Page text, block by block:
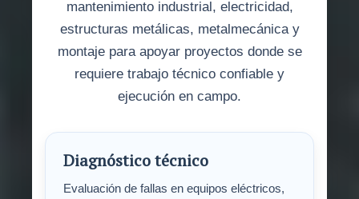
mantenimiento industrial, electricidad,
estructuras metálicas, metalmecánica y
montaje para apoyar proyectos donde se
requiere trabajo técnico confiable y
ejecución en campo.
Diagnóstico técnico
Evaluación de fallas en equipos eléctricos,